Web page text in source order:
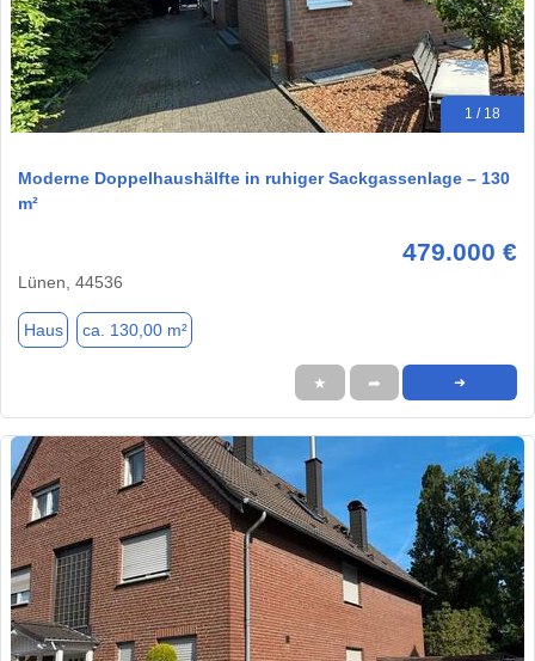
1 / 18
Moderne Doppelhaushälfte in ruhiger Sackgassenlage – 130
m²
479.000 €
Lünen, 44536
Haus ca. 130,00 m²
★ ➦ ➜